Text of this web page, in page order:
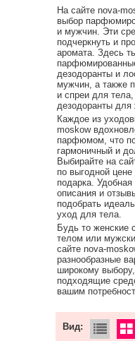
На сайте nova-
выбор
и мужчин. Эти
подчеркнуть и
аромата. Здесь
дезодоранты и
мужчин, а также
и спреи для
дезодоранты
Каждое из
moskow
парфюмом, что
гармоничный и
Выбирайте на
по выгодной
подарка.
описания и
подобрать
уход для тела.
Будь то женские
телом или
сайте nova-
разнообразные
широкому
подходящие
вашим
Вид: